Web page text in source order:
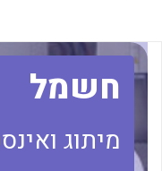
לכל מוצרי היצרן
חשמל
מיתוג